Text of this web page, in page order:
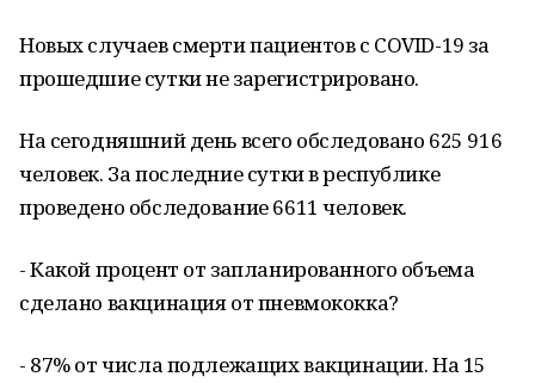
Новых случаев смерти пациентов с COVID-19 за
прошедшие сутки не зарегистрировано.
На сегодняшний день всего обследовано 625 916
человек. За последние сутки в республике
проведено обследование 6611 человек.
- Какой процент от запланированного объема
сделано вакцинация от пневмококка?
- 87% от числа подлежащих вакцинации. На 15